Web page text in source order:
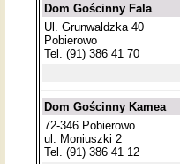
Dom Gościnny Fala
Ul. Grunwaldzka 40
Pobierowo
Tel. (91) 386 41 70
Dom Gościnny Kamea
72-346 Pobierowo
ul. Moniuszki 2
Tel. (91) 386 41 12